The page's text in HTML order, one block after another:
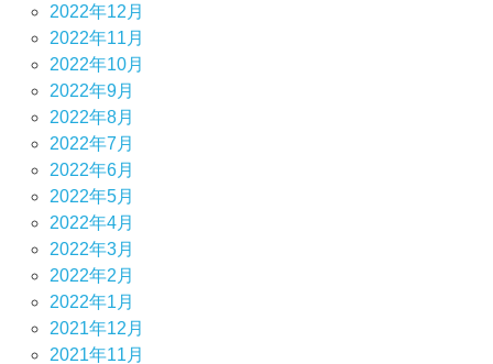
2022年12月
2022年11月
2022年10月
2022年9月
2022年8月
2022年7月
2022年6月
2022年5月
2022年4月
2022年3月
2022年2月
2022年1月
2021年12月
2021年11月